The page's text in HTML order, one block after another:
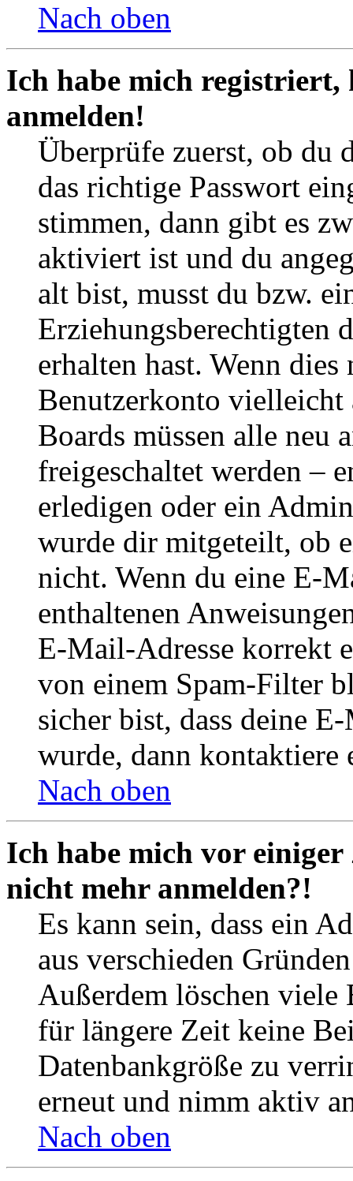
Nach oben
Ich habe mich
anmelden!
Überprüfe zuerst, ob du
das richtige Passwort
stimmen, dann gibt es
aktiviert ist und du
alt bist, musst du bzw.
Erziehungsberechtigten
erhalten hast. Wenn
Benutzerkonto
Boards müssen alle neu
freigeschaltet werden –
erledigen oder ein
wurde dir mitgeteilt, ob
nicht. Wenn du eine E-
enthaltenen
E-Mail-Adresse korrekt
von einem Spam-Filter
sicher bist, dass deine
wurde, dann kontaktiere
Nach oben
Ich habe mich vor
nicht mehr anmelden?!
Es kann sein, dass ein
aus verschieden
Außerdem löschen viele
für längere Zeit keine
Datenbankgröße zu
erneut und nimm aktiv
Nach oben